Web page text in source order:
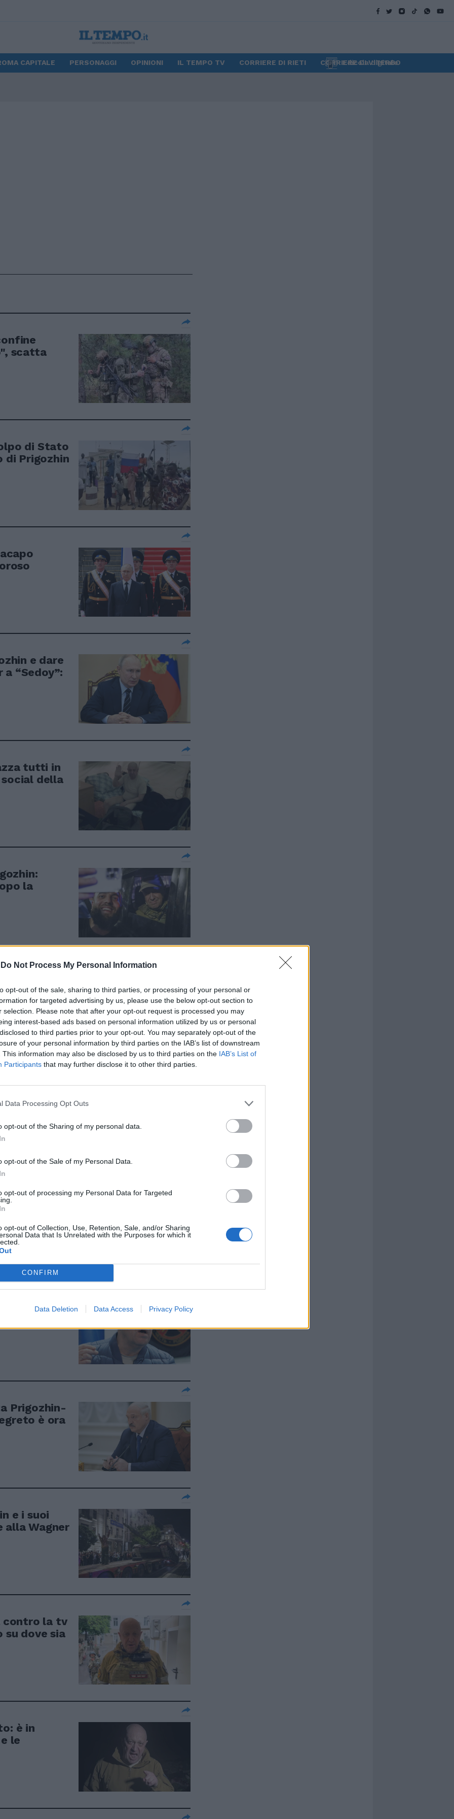
Do Not Process My Personal Information
opt-out of the sale, sharing to third parties, or processing of your personal or
for targeted advertising by us, please use the below opt-out section to
selection. Please note that after your opt-out request is processed you may
interest-based ads based on personal information utilized by us or personal
to third parties prior to your opt-out. You may separately opt-out of the
of your personal information by third parties on the IAB’s list of downstream
This information may also be disclosed by us to third parties on the IAB’s List of
Participants that may further disclose it to other third parties.
Data Processing Opt Outs
opt-out of the Sharing of my personal data.
opt-out of the Sale of my Personal Data.
opt-out of processing my Personal Data for Targeted
opt-out of Collection, Use, Retention, Sale, and/or Sharing
Data that Is Unrelated with the Purposes for which it
CONFIRM
Data Deletion Data Access Privacy Policy
CAPITALE PERSONAGGI OPINIONI IL TEMPO TV CORRIERE DI RIETI CORRIERE DI VITERBO
Edicola digitale
scatta
di Stato
di Prigozhin
e dare
“Sedoy”:
tutti in
social della
la
curato
a Putin
la
"Non
segreti
Prigozhin-
è ora
e i suoi
alla Wagner
contro la tv
su dove sia
è in
le